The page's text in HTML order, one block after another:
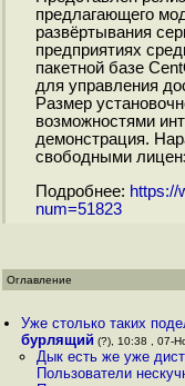
предлагающего
развёртывания
предприятиях
пакетной базе
для управления
Размер
возможностями
демонстрация.
свободными
Подробнее: https://
num=51823
Оглавление
Уже столько таких
бурлящий (?), 10:38 , 07-
Дык есть же уже
Пользователи